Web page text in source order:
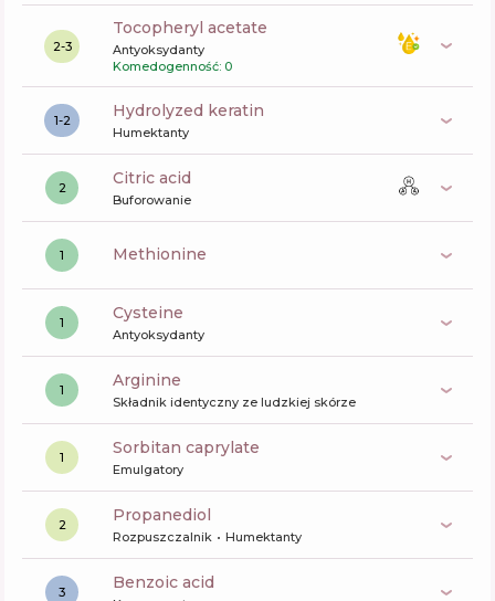
2-3
tocopheryl acetate
Antyoksydanty
Komedogenność: 0
1-2 hydrolyzed keratin
Humektanty
2 citric acid
Buforowanie
1 methionine
1 cysteine
Antyoksydanty
1 arginine
Składnik identyczny ze ludzkiej skórze
1 sorbitan caprylate
Emulgatory
2 propanediol
Rozpuszczalnik Humektanty
3 benzoic acid